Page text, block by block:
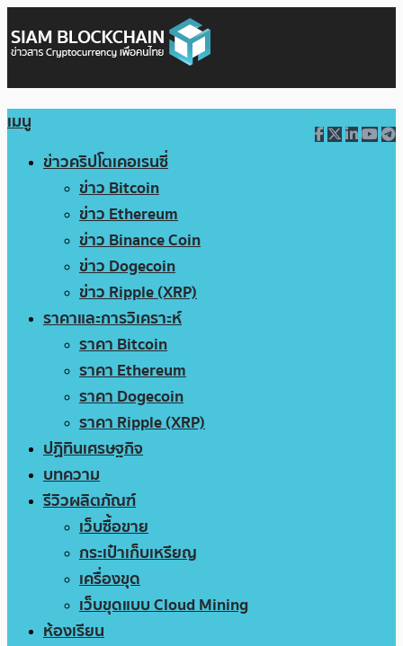
เมนู
ข่าวคริปโตเคอเรนซี่
ข่าว Bitcoin
ข่าว Ethereum
ข่าว Binance Coin
ข่าว Dogecoin
ข่าว Ripple (XRP)
ราคาและการวิเคราะห์
ราคา Bitcoin
ราคา Ethereum
ราคา Dogecoin
ราคา Ripple (XRP)
ปฏิทินเศรษฐกิจ
บทความ
รีวิวผลิตภัณฑ์
เว็บซื้อขาย
กระเป๋าเก็บเหรียญ
เครื่องขุด
เว็บขุดแบบ Cloud Mining
ห้องเรียน